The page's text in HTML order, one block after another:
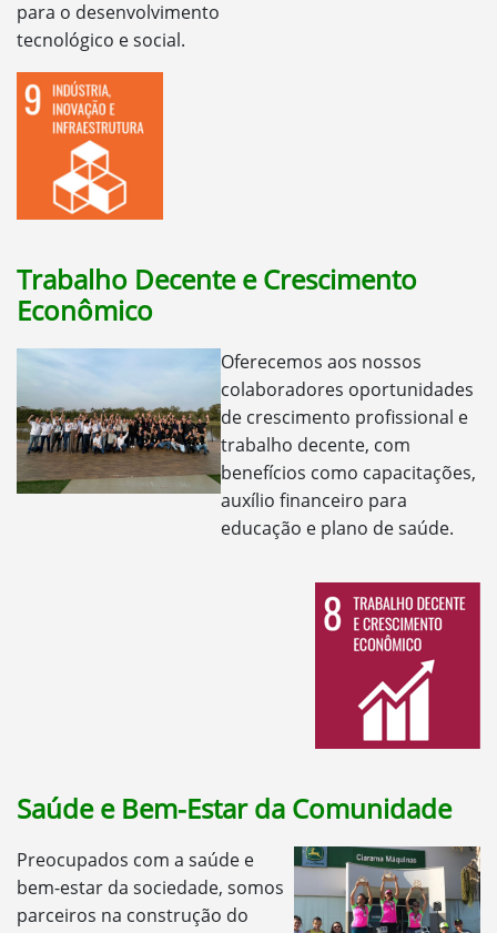
para o desenvolvimento
tecnológico e social.
Trabalho Decente e Crescimento
Econômico
Oferecemos aos nossos
colaboradores oportunidades
de crescimento profissional e
trabalho decente, com
benefícios como capacitações,
auxílio financeiro para
educação e plano de saúde.
Saúde e Bem-Estar da Comunidade
Preocupados com a saúde e
bem-estar da sociedade, somos
parceiros na construção do